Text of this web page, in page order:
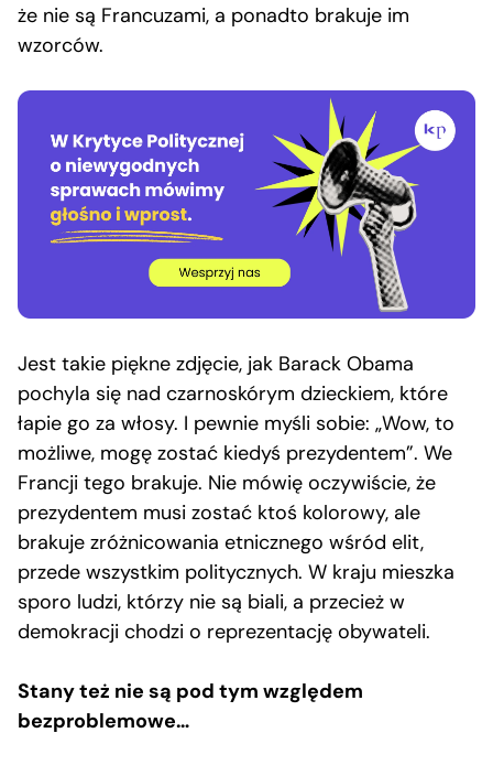
że nie są Francuzami, a ponadto brakuje im
wzorców.
Jest takie piękne zdjęcie, jak Barack Obama
pochyla się nad czarnoskórym dzieckiem, które
łapie go za włosy. I pewnie myśli sobie: „Wow, to
możliwe, mogę zostać kiedyś prezydentem”. We
Francji tego brakuje. Nie mówię oczywiście, że
prezydentem musi zostać ktoś kolorowy, ale
brakuje zróżnicowania etnicznego wśród elit,
przede wszystkim politycznych. W kraju mieszka
sporo ludzi, którzy nie są biali, a przecież w
demokracji chodzi o reprezentację obywateli.
Stany też nie są pod tym względem
bezproblemowe…